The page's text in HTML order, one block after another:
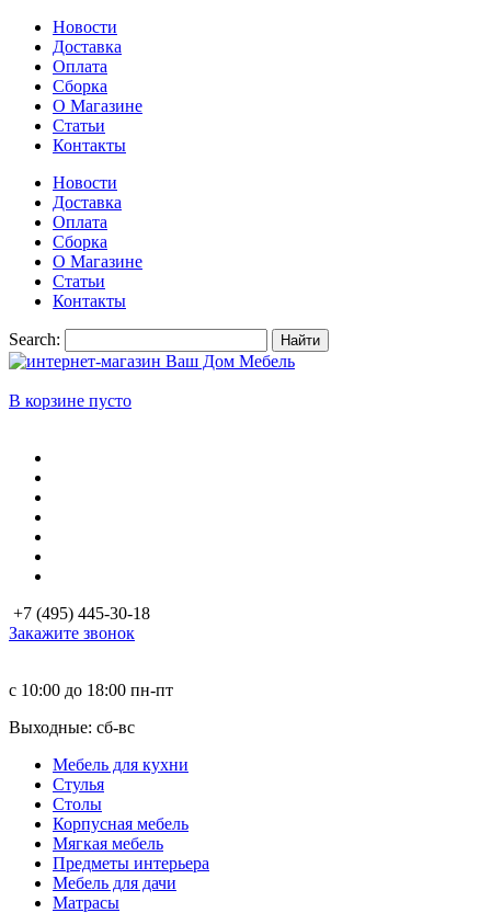
Новости
Доставка
Оплата
Сборка
О Магазине
Статьи
Контакты
Новости
Доставка
Оплата
Сборка
О Магазине
Статьи
Контакты
Search: Найти
В корзине пусто
+7 (495) 445-30-18
Закажите звонок
с 10:00 до 18:00 пн-пт
Выходные: сб-вc
Мебель для кухни
Стулья
Столы
Корпусная мебель
Мягкая мебель
Предметы интерьера
Мебель для дачи
Матраcы